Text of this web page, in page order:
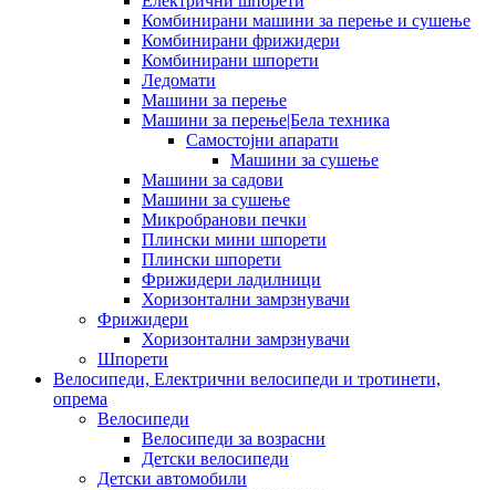
Комбинирани машини за перење и сушење
Комбинирани фрижидери
Комбинирани шпорети
Ледомати
Машини за перење
Машини за перење|Бела техника
Самостојни апарати
Машини за сушење
Машини за садови
Машини за сушење
Микробранови печки
Плински мини шпорети
Плински шпорети
Фрижидери ладилници
Хоризонтални замрзнувачи
Фрижидери
Хоризонтални замрзнувачи
Шпорети
Велосипеди, Електрични велосипеди и тротинети,
опрема
Велосипеди
Велосипеди за возрасни
Детски велосипеди
Детски автомобили